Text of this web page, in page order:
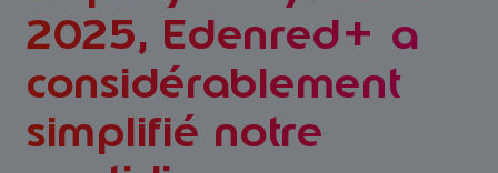
2025, Edenred+ a
considérablement
simplifié notre